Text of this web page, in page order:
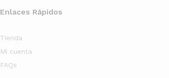
Enlaces Rápidos
Tienda
Mi cuenta
FAQs